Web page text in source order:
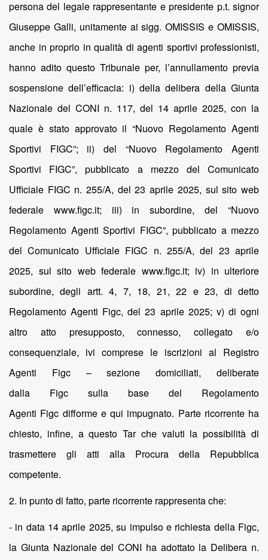
persona del legale rappresentante e presidente p.t. signor
Giuseppe Galli, unitamente ai sigg. OMISSIS e OMISSIS,
anche in proprio in qualità di agenti sportivi professionisti,
hanno adito questo Tribunale per, l’annullamento previa
sospensione dell’efficacia: i) della delibera della Giunta
Nazionale del CONI n. 117, del 14 aprile 2025, con la
quale è stato approvato il “Nuovo Regolamento Agenti
Sportivi FIGC”; ii) del “Nuovo Regolamento Agenti
Sportivi FIGC”, pubblicato a mezzo del Comunicato
Ufficiale FIGC n. 255/A, del 23 aprile 2025, sul sito web
federale www.figc.it; iii) in subordine, del “Nuovo
Regolamento Agenti Sportivi FIGC”, pubblicato a mezzo
del Comunicato Ufficiale FIGC n. 255/A, del 23 aprile
2025, sul sito web federale www.figc.it; iv) in ulteriore
subordine, degli artt. 4, 7, 18, 21, 22 e 23, di detto
Regolamento Agenti Figc, del 23 aprile 2025; v) di ogni
altro atto presupposto, connesso, collegato e/o
consequenziale, ivi comprese le iscrizioni al Registro
Agenti Figc – sezione domiciliati, deliberate
dalla Figc sulla base del Regolamento
Agenti Figc difforme e qui impugnato. Parte ricorrente ha
chiesto, infine, a questo Tar che valuti la possibilità di
trasmettere gli atti alla Procura della Repubblica
competente.
2. In punto di fatto, parte ricorrente rappresenta che:
- in data 14 aprile 2025, su impulso e richiesta della Figc,
la Giunta Nazionale del CONI ha adottato la Delibera n.